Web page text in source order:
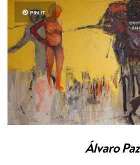
PIN IT
Álvaro Paz